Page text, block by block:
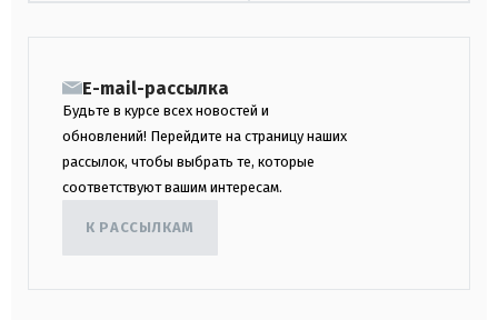
E-mail-рассылка
Будьте в курсе всех новостей и
обновлений! Перейдите на страницу наших
рассылок, чтобы выбрать те, которые
соответствуют вашим интересам.
К РАССЫЛКАМ